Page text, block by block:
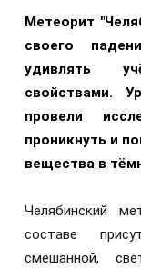
Метеорит
своего
удивлять
свойствами.
провели
проникнуть и
вещества в
Челябинский
составе
смешанной,